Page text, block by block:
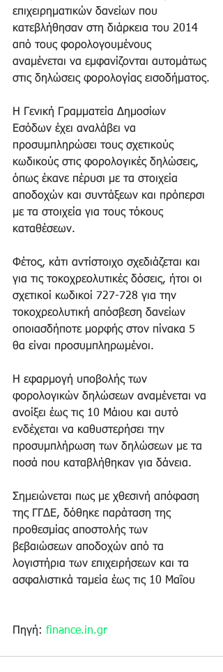
επιχειρηματικών δανείων που
κατεβλήθησαν στη διάρκεια του 2014
από τους φορολογουμένους
αναμένεται να εμφανίζονται αυτομάτως
στις δηλώσεις φορολογίας εισοδήματος.
Η Γενική Γραμματεία Δημοσίων
Εσόδων έχει αναλάβει να
προσυμπληρώσει τους σχετικούς
κωδικούς στις φορολογικές δηλώσεις,
όπως έκανε πέρυσι με τα στοιχεία
αποδοχών και συντάξεων και πρόπερσι
με τα στοιχεία για τους τόκους
καταθέσεων.
Φέτος, κάτι αντίστοιχο σχεδιάζεται και
για τις τοκοχρεολυτικές δόσεις, ήτοι οι
σχετικοί κωδικοί 727-728 για την
τοκοχρεολυτική απόσβεση δανείων
οποιασδήποτε μορφής στον πίνακα 5
θα είναι προσυμπληρωμένοι.
Η εφαρμογή υποβολής των
φορολογικών δηλώσεων αναμένεται να
ανοίξει έως τις 10 Μάιου και αυτό
ενδέχεται να καθυστερήσει την
προσυμπλήρωση των δηλώσεων με τα
ποσά που καταβλήθηκαν για δάνεια.
Σημειώνεται πως με χθεσινή απόφαση
της ΓΓΔΕ, δόθηκε παράταση της
προθεσμίας αποστολής των
βεβαιώσεων αποδοχών από τα
λογιστήρια των επιχειρήσεων και τα
ασφαλιστικά ταμεία έως τις 10 Μαΐου
Πηγή: finance.in.gr